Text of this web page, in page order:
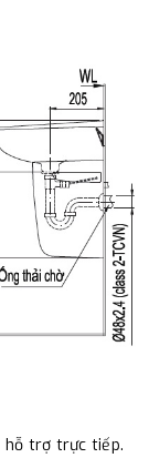
hỗ trợ trực tiếp.